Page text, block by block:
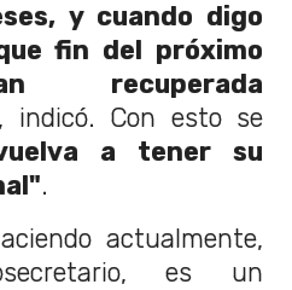
y cuando digo
fin del próximo
recuperada
indicó. Con esto se
a tener su
.
actualmente,
es un